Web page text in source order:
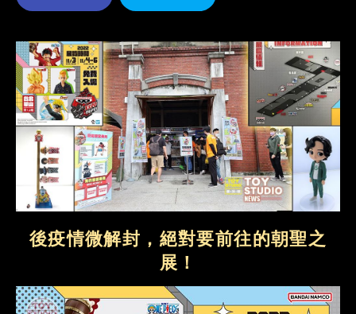
後疫情微解封，絕對要前往的朝聖之
展！